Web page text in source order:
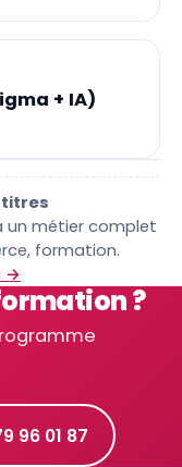
+ IA)
titres
un métier complet
formation.
→
?
96 01 87